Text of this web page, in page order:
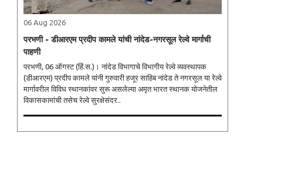
06 Aug 2026
परभणी - डीआरएम प्रदीप कामले यांची नांदेड-नगरसूल रेल्वे मार्गाची
पाहणी
परभणी, 06 ऑगस्ट (हिं.स.)। नांदेड विभागाचे विभागीय रेल्वे व्यवस्थापक
(डीआरएम) प्रदीप कामले यांनी गुरुवारी हजूर साहिब नांदेड ते नगरसूल या रेल्वे
मार्गावरील विविध स्थानकांवर सुरू असलेल्या अमृत भारत स्थानक योजनेतील
विकासकामांची तसेच रेल्वे सुरक्षेसंदर..